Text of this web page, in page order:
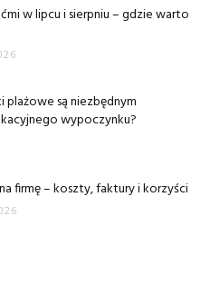
w lipcu i sierpniu – gdzie warto
plażowe są niezbędnym
wypoczynku?
firmę – koszty, faktury i korzyści